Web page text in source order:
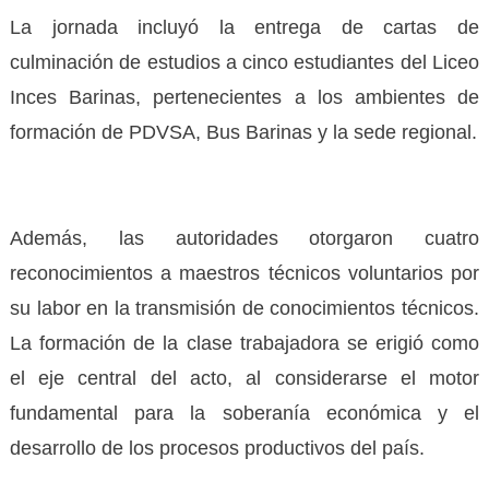
‎La jornada incluyó la entrega de cartas de
culminación de estudios a cinco estudiantes del Liceo
Inces Barinas, pertenecientes a los ambientes de
formación de PDVSA, Bus Barinas y la sede regional.
‎Además, las autoridades otorgaron cuatro
reconocimientos a maestros técnicos voluntarios por
su labor en la transmisión de conocimientos técnicos.
La formación de la clase trabajadora se erigió como
el eje central del acto, al considerarse el motor
fundamental para la soberanía económica y el
desarrollo de los procesos productivos del país.